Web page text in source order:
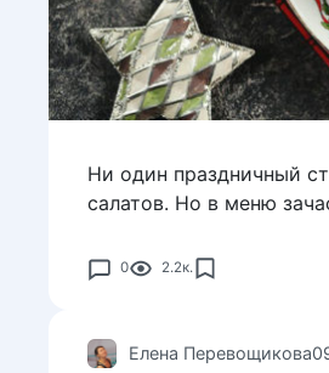
Ни один праздничный
салатов. Но в меню
0 2.2к.
Елена Перевощикова